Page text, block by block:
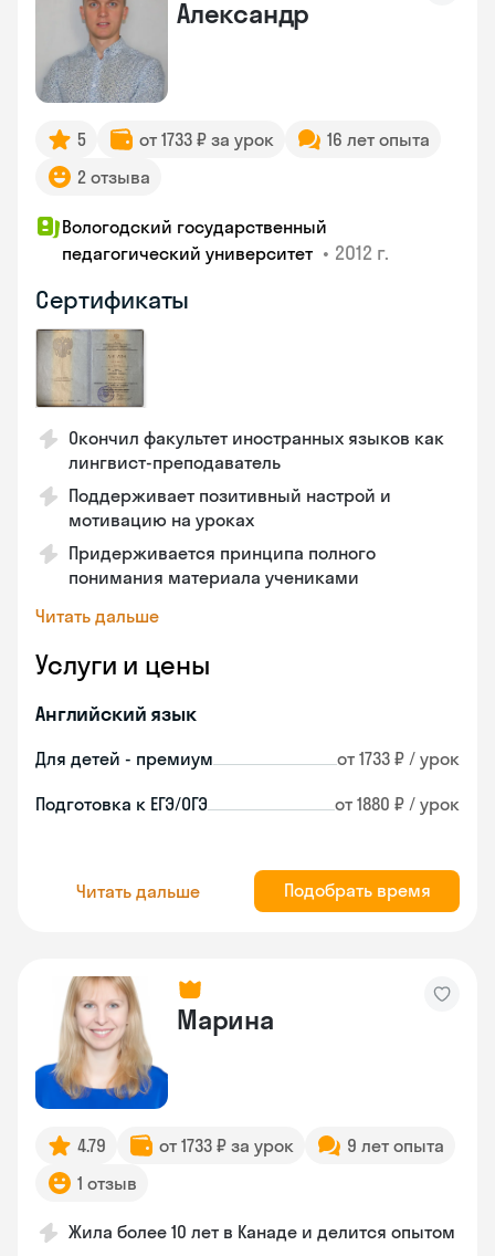
Александр
5 от 1733 ₽ за урок
16 лет опыта
2 отзыва
Вологодский государственный
педагогический университет • 2012 г.
Сертификаты
Окончил факультет иностранных языков как
лингвист-преподаватель
Поддерживает позитивный настрой и
мотивацию на уроках
Придерживается принципа полного
понимания материала учениками
Читать дальше
Услуги и цены
Английский язык
Для детей - премиум от 1733 ₽ / урок
Подготовка к ЕГЭ/ОГЭ от 1880 ₽ / урок
Читать дальше Подобрать время
Марина
4.79 от 1733 ₽ за урок
9 лет опыта
1 отзыв
Жила более 10 лет в Канаде и делится опытом